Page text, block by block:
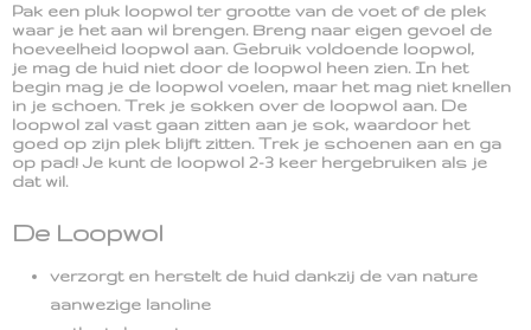
Pak een pluk loopwol ter grootte van de voet of de plek
waar je het aan wil brengen. Breng naar eigen gevoel de
hoeveelheid loopwol aan. Gebruik voldoende loopwol,
je mag de huid niet door de loopwol heen zien. In het
begin mag je de loopwol voelen, maar het mag niet knellen
in je schoen. Trek je sokken over de loopwol aan. De
loopwol zal vast gaan zitten aan je sok, waardoor het
goed op zijn plek blijft zitten. Trek je schoenen aan en ga
op pad! Je kunt de loopwol 2-3 keer hergebruiken als je
dat wil.
De Loopwol
verzorgt en herstelt de huid dankzij de van nature
aanwezige lanoline